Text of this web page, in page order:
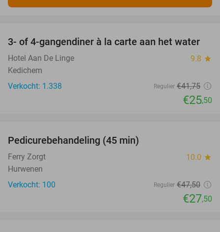
39%
3- of 4-gangendiner à la carte aan het water
Hotel Aan De Linge 9.8 star
Kedichem
Verkocht: 1.338
Regulier €41,75
€25,50
OUT
Pedicurebehandeling (45 min)
Ferry Zorgt 10.0 star
Hurwenen
Verkocht: 100
Regulier €47,50
€27,50